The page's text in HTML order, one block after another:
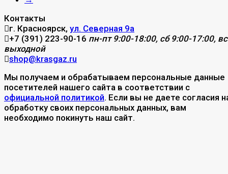
Контакты
г. Красноярск, ул. Северная 9а
+7 (391) 223-90-16 пн-пт 9:00-18:00, сб 9:00-17:00,
выходной
shop@krasgaz.ru
Мы получаем и обрабатываем персональные данные
посетителей нашего сайта в соответствии с
официальной политикой. Если вы не даете согласия
обработку своих персональных данных, вам
необходимо покинуть наш сайт.